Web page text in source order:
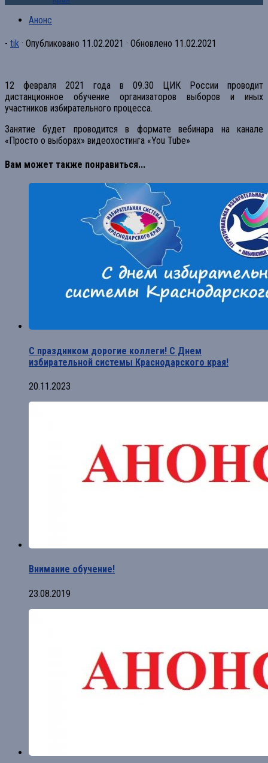
Анонс
- tik · Опубликовано 11.02.2021 · Обновлено 11.02.2021
12 февраля 2021 года в 09.30 ЦИК России проводит
дистанционное обучение организаторов выборов и иных
участников избирательного процесса.
Занятие будет проводится в формате вебинара на канале
«Просто о выборах» видеохостинга «You Tube»
Вам может также понравиться...
С праздником дорогие коллеги! С Днем
избирательной системы Краснодарского края!
20.11.2023
Внимание обучение!
23.08.2019